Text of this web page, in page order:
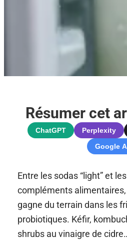
Résumer cet
ChatGPT Perplexity
Google
Entre les sodas “light” et
compléments
gagne du terrain dans les
probiotiques. Kéfir,
shrubs au vinaigre de